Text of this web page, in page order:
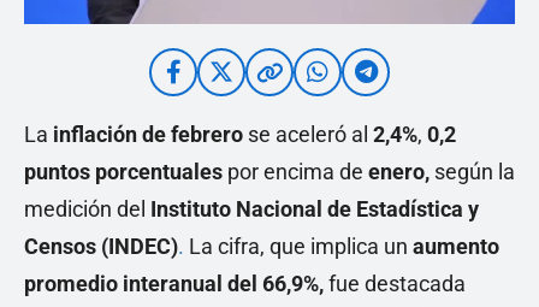
La inflación de febrero se aceleró al 2,4%, 0,2
puntos porcentuales por encima de enero, según la
medición del Instituto Nacional de Estadística y
Censos (INDEC). La cifra, que implica un aumento
promedio interanual del 66,9%,fue destacada